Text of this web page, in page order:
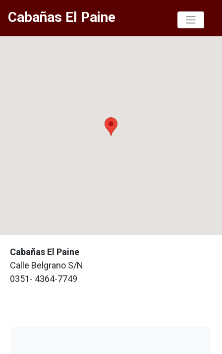
Cabañas El Paine
Cabañas El Paine
Calle Belgrano S/N
0351- 4364-7749